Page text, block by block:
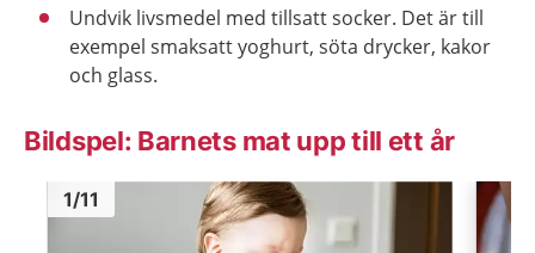
Undvik livsmedel med tillsatt socker. Det är till
exempel smaksatt yoghurt, söta drycker, kakor
och glass.
Bildspel: Barnets mat upp till ett år
Bild1
1/11 Bild 1